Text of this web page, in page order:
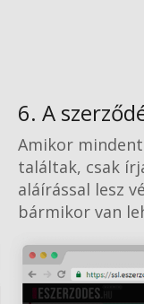
6. A
Amikor
találtak, csak
aláírással lesz
bármikor van